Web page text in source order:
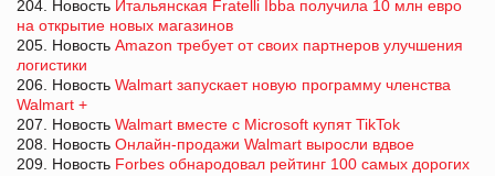
204. Новость Итальянская Fratelli Ibba получила 10 млн евро
на открытие новых магазинов
205. Новость Amazon требует от своих партнеров улучшения
логистики
206. Новость Walmart запускает новую программу членства
Walmart +
207. Новость Walmart вместе с Microsoft купят TikTok
208. Новость Онлайн-продажи Walmart выросли вдвое
209. Новость Forbes обнародовал рейтинг 100 самых дорогих